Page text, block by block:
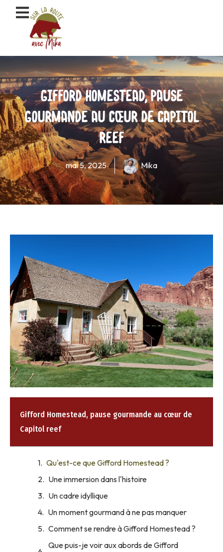
Gifford Homestead, pause
gourmande au cœur de Capitol
reef
mai 5, 2025 Mika
Gifford Homestead, pause gourmande au cœur de
Capitol reef
Qu'est-ce que Gifford Homestead ?
Une immersion dans l'histoire
Un cadre idyllique
Un moment gourmand à ne pas manquer
Comment se rendre à Gifford Homestead ?
Que puis-je voir aux abords de Gifford